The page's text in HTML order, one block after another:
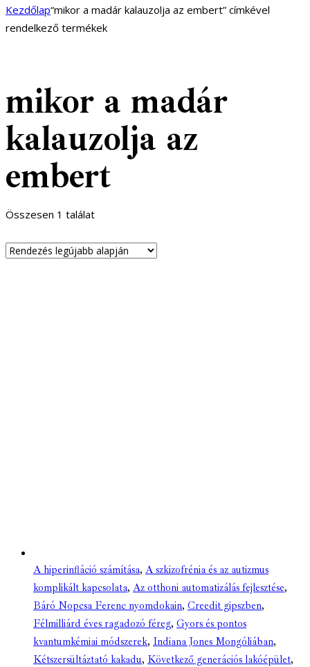
Kezdőlap“mikor a madár kalauzolja az embert” címkével
rendelkező termékek
mikor a madár
kalauzolja az
embert
Összesen 1 találat
A hiperinfláció számítása, A szkizofrénia és az autizmus
komplikált kapcsolata, Az otthoni automatizálás fejlesztése,
Báró Nopcsa Ferenc nyomdokain, Creedit gipszben,
Félmilliárd éves ragadozó féreg, Gyors és pontos
kvantumkémiai módszerek, Indiana Jones Mongóliában,
Kétszersültáztató kakadu, Következő generációs lakóépület,